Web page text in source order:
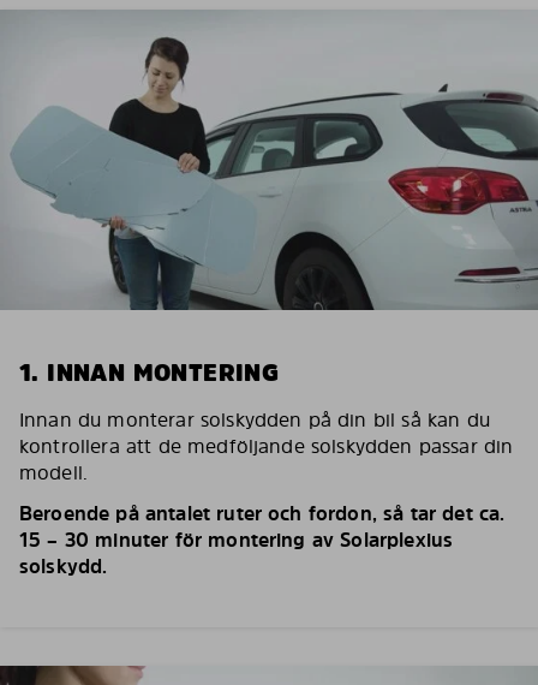
1. INNAN MONTERING
Innan du monterar solskydden på din bil så kan du
kontrollera att de medföljande solskydden passar din
modell.
Beroende på antalet ruter och fordon, så tar det ca.
15 – 30 minuter för montering av Solarplexius
solskydd.